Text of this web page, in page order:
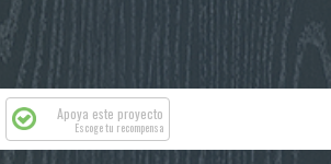
Apoya este proyecto
Escoge tu recompensa